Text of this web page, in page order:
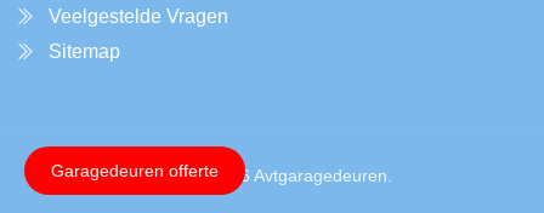
Veelgestelde Vragen
Sitemap
Copyright © 2026 Avtgaragedeuren.
Garagedeuren offerte